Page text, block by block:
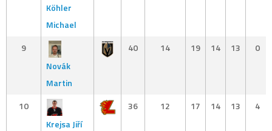
Köhler
Michael
9
Novák
Martin
40 14 19 14 13 0
10
Krejsa Jiří
36 12 17 14 13 4